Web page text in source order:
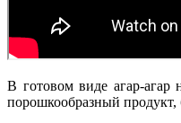
В готовом виде агар-
порошкообразный продукт,